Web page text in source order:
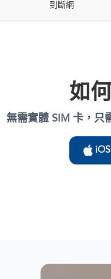
到斷網
如
無需實體 SIM 卡，只